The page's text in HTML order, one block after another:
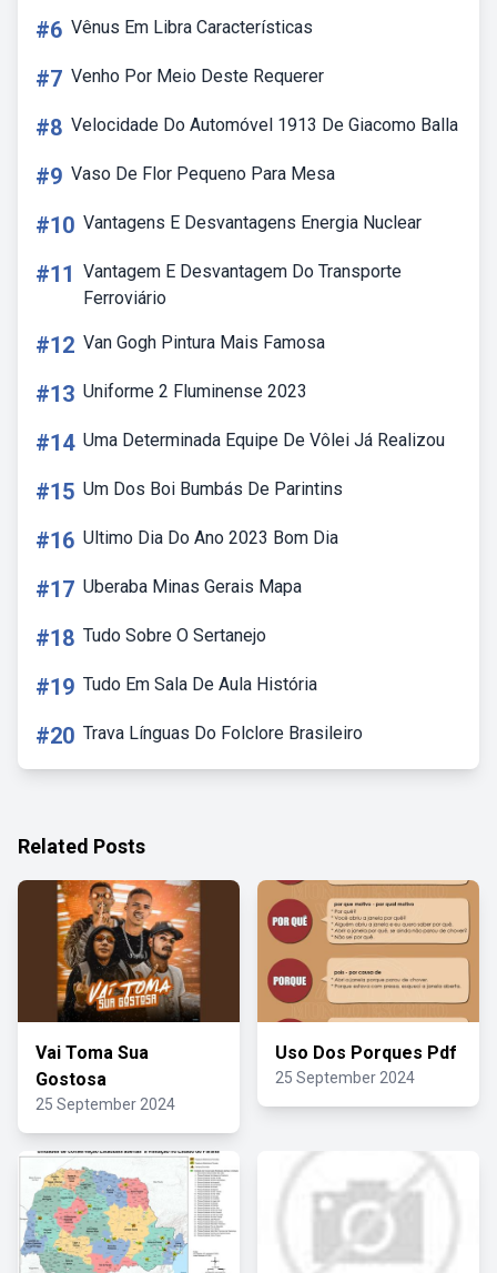
#6 Vênus Em Libra Características
#7 Venho Por Meio Deste Requerer
#8 Velocidade Do Automóvel 1913 De Giacomo Balla
#9 Vaso De Flor Pequeno Para Mesa
#10 Vantagens E Desvantagens Energia Nuclear
#11 Vantagem E Desvantagem Do Transporte
Ferroviário
#12 Van Gogh Pintura Mais Famosa
#13 Uniforme 2 Fluminense 2023
#14 Uma Determinada Equipe De Vôlei Já Realizou
#15 Um Dos Boi Bumbás De Parintins
#16 Ultimo Dia Do Ano 2023 Bom Dia
#17 Uberaba Minas Gerais Mapa
#18 Tudo Sobre O Sertanejo
#19 Tudo Em Sala De Aula História
#20 Trava Línguas Do Folclore Brasileiro
Related Posts
Vai Toma Sua
Gostosa
25 September 2024
Uso Dos Porques Pdf
25 September 2024